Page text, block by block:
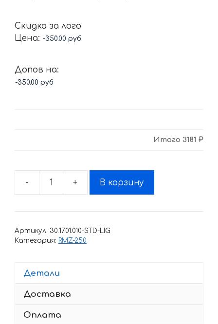
Скидка за лого
Цена:
Допов на:
Итого 3181 ₽
-
Количество
Комплект
250
+ В корзину
Артикул: 30.17.01.010-STD-LIG
Категория: RMZ-250
Детали
Доставка
Оплата